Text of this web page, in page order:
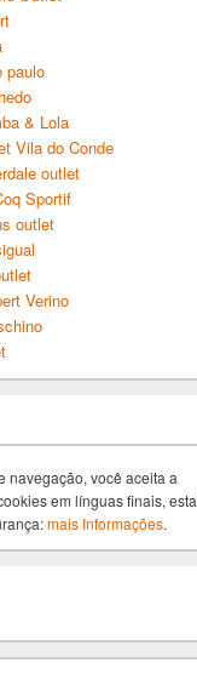
paulo
& Lola
Vila do Conde
outlet
Sportif
outlet
Verino
navegação, você aceita a
em línguas finais,
mais Informações.